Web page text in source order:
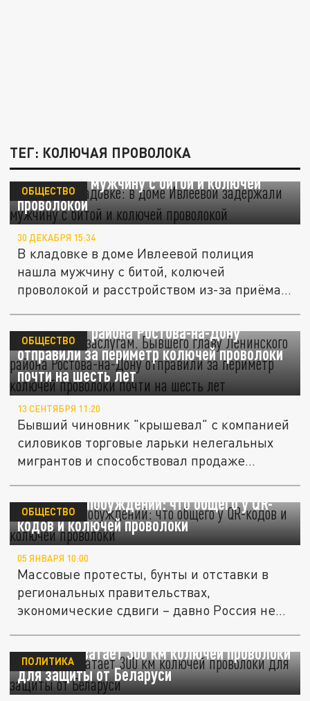
ТЕГ: КОЛЮЧАЯ ПРОВОЛОКА
Нашли в кладовке: в доме Ивлеевой
задержали мужчину с битой и колючей
проволокой
ОБЩЕСТВО
30 ДЕКАБРЯ 15:34
В кладовке в доме Ивлеевой полиция
нашла мужчину с битой, колючей
проволокой и расстройством из-за приёма...
Получил по заслугам. Бывшего главу
Ленинского района Ростова-на-Дону
отправили за периметр колючей проволоки
почти на шесть лет
ОБЩЕСТВО
13 СЕНТЯБРЯ 11:20
Бывший чиновник "крышевал" с компанией
силовиков торговые ларьки нелегальных
мигрантов и способствовал продаже...
Из лучших побуждений: что общего у QR-
кодов и колючей проволоки
ОБЩЕСТВО
05 ЯНВАРЯ 10:00
Массовые протесты, бунты и отставки в
региональных правительствах,
экономические сдвиги – давно Россия не...
Литве не хватает 300 км колючей проволоки
для защиты от Беларуси
ПОЛИТИКА